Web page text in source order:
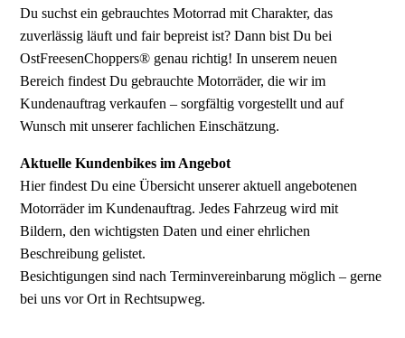
Du suchst ein gebrauchtes Motorrad mit Charakter, das
zuverlässig läuft und fair bepreist ist? Dann bist Du bei
OstFreesenChoppers® genau richtig! In unserem neuen
Bereich findest Du gebrauchte Motorräder, die wir im
Kundenauftrag verkaufen – sorgfältig vorgestellt und auf
Wunsch mit unserer fachlichen Einschätzung.
Aktuelle Kundenbikes im Angebot
Hier findest Du eine Übersicht unserer aktuell angebotenen
Motorräder im Kundenauftrag. Jedes Fahrzeug wird mit
Bildern, den wichtigsten Daten und einer ehrlichen
Beschreibung gelistet.
Besichtigungen sind nach Terminvereinbarung möglich – gerne
bei uns vor Ort in Rechtsupweg.